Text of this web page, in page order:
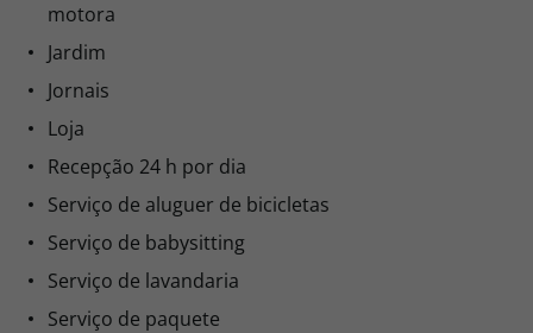
motora
Jardim
Jornais
Loja
Recepção 24 h por dia
Serviço de aluguer de bicicletas
Serviço de babysitting
Serviço de lavandaria
Serviço de paquete